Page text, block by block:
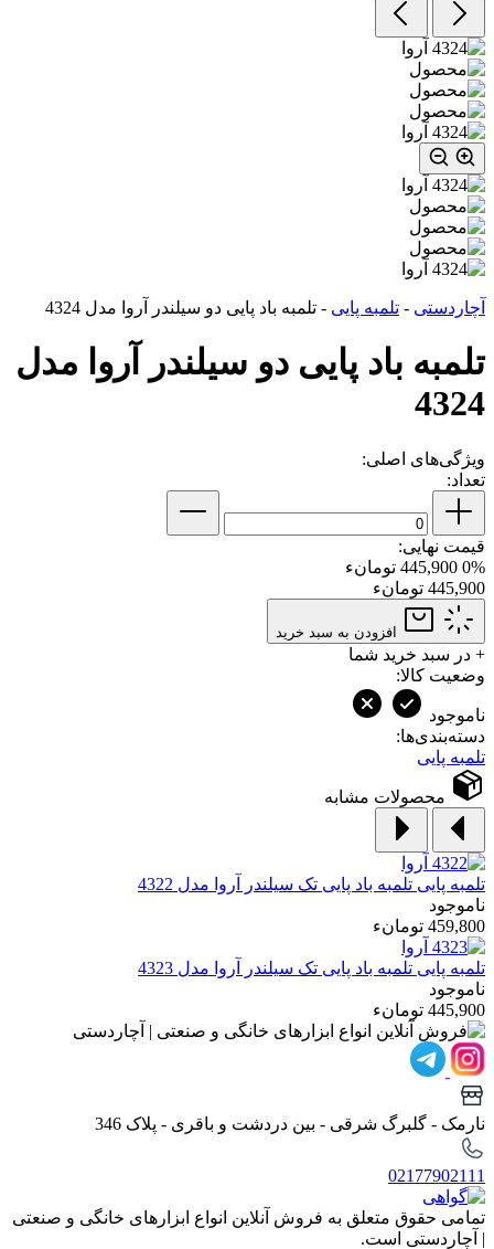
آچاردستی - تلمبه پایی - تلمبه باد پایی دو سیلندر آروا مدل 4324
تلمبه باد پایی دو سیلندر آروا مدل
4324
ویژگی‌های اصلی:
تعداد:
قیمت نهایی:
0% 445,900 تومانء
445,900 تومانء
افزودن به سبد خرید
+ در سبد خرید شما
وضعیت کالا:
ناموجود
دسته‌بندی‌ها:
تلمبه پایی
محصولات مشابه
تلمبه پایی تلمبه باد پایی تک سیلندر آروا مدل 4322
ناموجود
459,800 تومانء
تلمبه پایی تلمبه باد پایی تک سیلندر آروا مدل 4323
ناموجود
445,900 تومانء
نارمک - گلبرگ شرقی - بین دردشت و باقری - پلاک 346
02177902111
تمامی حقوق متعلق به فروش آنلاین انواع ابزارهای خانگی و صنعتی
| آچاردستی است.